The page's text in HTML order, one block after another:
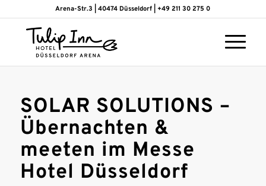
Arena-Str.3 | 40474 Düsseldorf | +49 211 30 275 0
SOLAR SOLUTIONS –
Übernachten &
meeten im Messe
Hotel Düsseldorf